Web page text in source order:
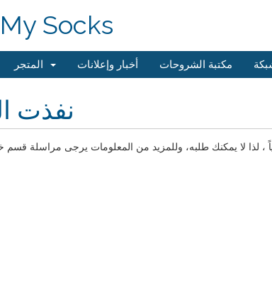
Socks
أخبار وإعلانات مكتبة الشروحات
نفذت
، لذا لا يمكنك طلبه، وللمزيد من المعلومات يرجى مراسلة قسم